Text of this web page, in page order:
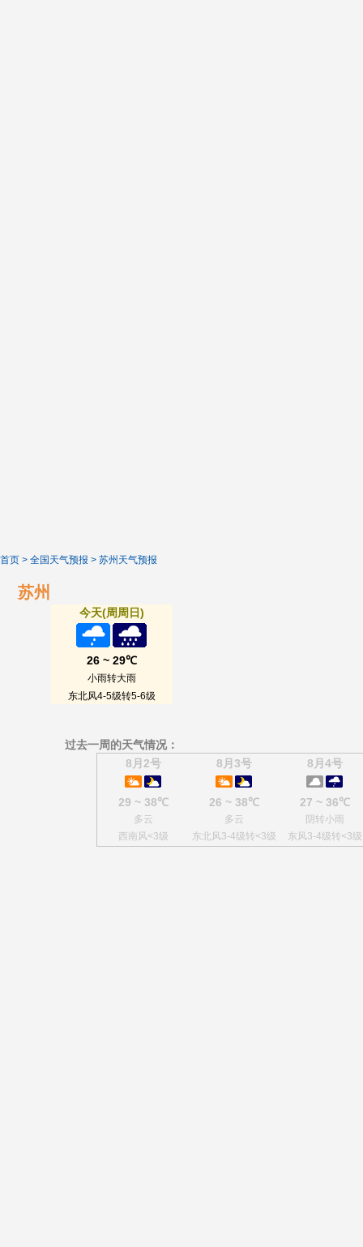
首页 > 全国天气预报 > 苏州天气预报
苏州
今天(周周日)
26 ~ 29℃
小雨转大雨
东北风4-5级转5-6级
过去一周的天气情况：
8月2号
8月3号 8月4号
29 ~ 38℃ 26 ~ 38℃ 27 ~ 36℃
多云 多云
阴转小雨
西南风<3级
东北风3-4级转<3级 东风3-4级转<3级